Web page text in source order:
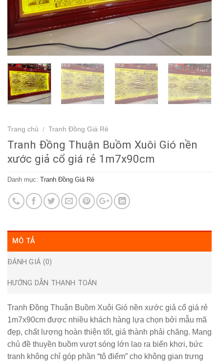
Trang chủ / Tranh Đồng Giá Rẻ
Tranh Đồng Thuận Buồm Xuôi Gió nền
xước giả cổ giá rẻ 1m7x90cm
Danh mục: Tranh Đồng Giá Rẻ
MÔ TẢ
ĐÁNH GIÁ (0)
HƯỚNG DẪN THANH TOÁN
Tranh Đồng Thuận Buồm Xuôi Gió nền xước giả cổ giá rẻ
1m7x90cm được nhiều khách hàng lựa chọn bởi mẫu mã
đẹp, chất lượng hoàn thiện tốt, giá thành phải chăng. Mang
chủ đề thuyền buồm vượt sóng lớn lao ra biển khơi, bức
tranh không chỉ góp phần “tô điểm” cho không gian trưng